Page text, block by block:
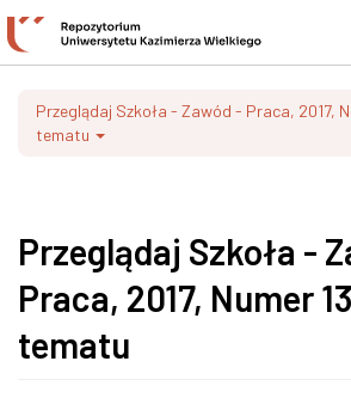
Przeglądaj Szkoła - Zawód - Praca, 2017,
tematu
Przeglądaj Szkoła -
Praca, 2017, Numer
tematu